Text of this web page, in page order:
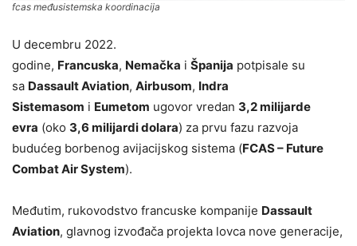
fcas međusistemska koordinacija
U decembru 2022.
godine, Francuska, Nemačka i Španija potpisale su
sa Dassault Aviation, Airbusom, Indra
Sistemasom i Eumetom ugovor vredan 3,2 milijarde
evra (oko 3,6 milijardi dolara) za prvu fazu razvoja
budućeg borbenog avijacijskog sistema (FCAS – Future
Combat Air System).
Međutim, rukovodstvo francuske kompanije Dassault
Aviation, glavnog izvođača projekta lovca nove generacije,